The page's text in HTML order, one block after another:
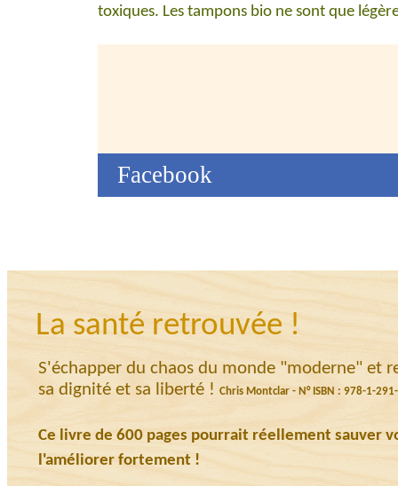
toxiques. Les tampons bio ne sont que
Facebook
La santé retrouvée !
S'échapper du chaos du monde "moderne" et
sa dignité et sa liberté ! Chris Montclar - N° ISBN : 978-1-
Ce livre de 600 pages pourrait réellement sauver
l'améliorer fortement !